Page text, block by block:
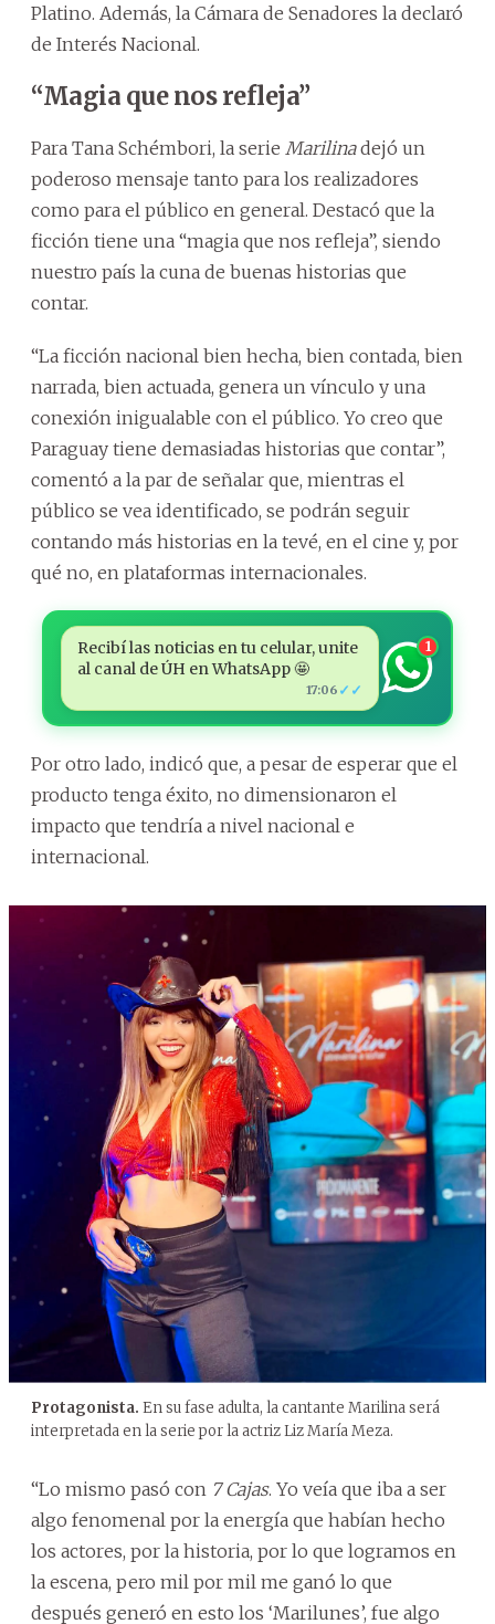
Platino. Además, la Cámara de Senadores la declaró
de Interés Nacional.
“Magia que nos refleja”
Para Tana Schémbori, la serie Marilinadejó un
poderoso mensaje tanto para los realizadores
como para el público en general. Destacó que la
ficción tiene una “magia que nos refleja”, siendo
nuestro país la cuna de buenas historias que
contar.
“La ficción nacional bien hecha, bien contada, bien
narrada, bien actuada, genera un vínculo y una
conexión inigualable con el público. Yo creo que
Paraguay tiene demasiadas historias que contar”,
comentó a la par de señalar que, mientras el
público se vea identificado, se podrán seguir
contando más historias en la tevé, en el cine y, por
qué no, en plataformas internacionales.
Recibí las noticias en tu celular, unite
al canal de ÚH en WhatsApp 🤩
17:06 ✓✓
1
Por otro lado, indicó que, a pesar de esperar que el
producto tenga éxito, no dimensionaron el
impacto que tendría a nivel nacional e
internacional.
Protagonista. En su fase adulta, la cantante Marilina será
interpretada en la serie por la actriz Liz María Meza.
“Lo mismo pasó con 7 Cajas. Yo veía que iba a ser
algo fenomenal por la energía que habían hecho
los actores, por la historia, por lo que logramos en
la escena, pero mil por mil me ganó lo que
después generó en esto los ‘Marilunes’, fue algo